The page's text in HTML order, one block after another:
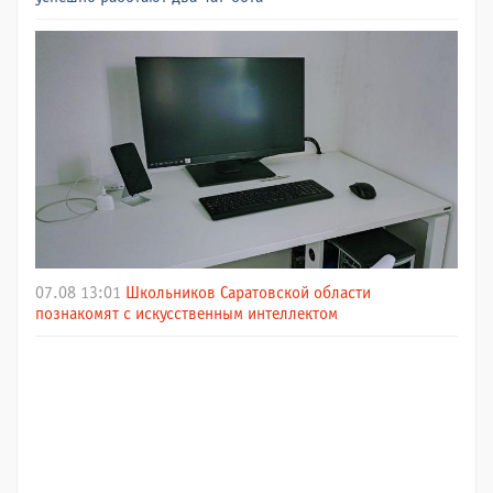
07.08 13:01 Школьников Саратовской области
познакомят с искусственным интеллектом